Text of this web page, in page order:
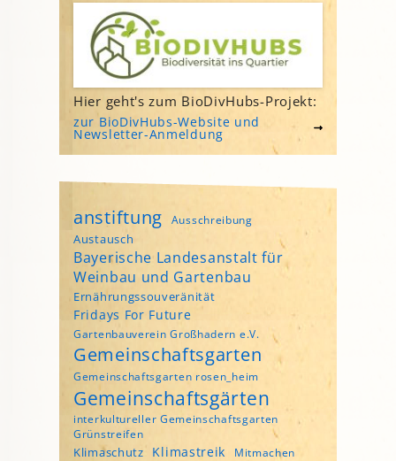
Hier geht's zum BioDivHubs-Projekt:
zur BioDivHubs-Website und
Newsletter-Anmeldung
anstiftung Ausschreibung
Austausch
Bayerische Landesanstalt für
Weinbau und Gartenbau
Ernährungssouveränität
Fridays For Future
Gartenbauverein Großhadern e.V.
Gemeinschaftsgarten
Gemeinschaftsgarten rosen_heim
Gemeinschaftsgärten
interkultureller Gemeinschaftsgarten
Grünstreifen
Klimaschutz Klimastreik Mitmachen